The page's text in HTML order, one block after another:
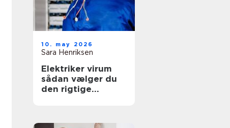
10. may 2026
Sara Henriksen
Elektriker virum
sådan vælger du
den rigtige